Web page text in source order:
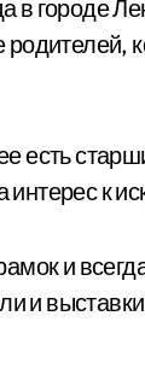
в городе
есть
к
и
и